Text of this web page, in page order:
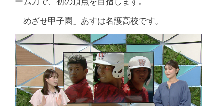
ーム力で、初の頂点を目指します。
「めざせ甲子園」あすは名護高校です。